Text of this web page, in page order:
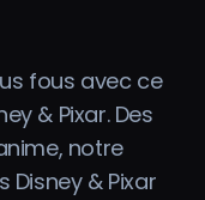
fous avec ce
& Pixar. Des
notre
& Pixar